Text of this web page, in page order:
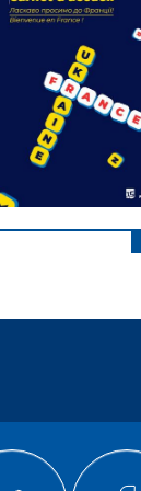
l’élu local
Mise à jour avril
2024
FEUILLETER
en France,...
FEUILLETER